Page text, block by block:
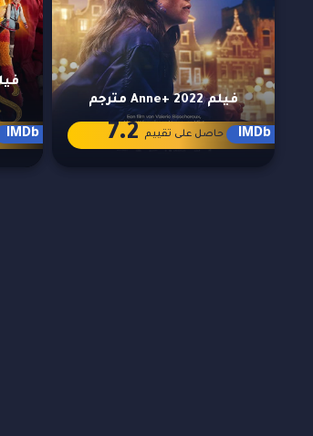
فيلم Anne+ 2022 مترجم
IMDb حاصل على تقييم 7.2
IMDb